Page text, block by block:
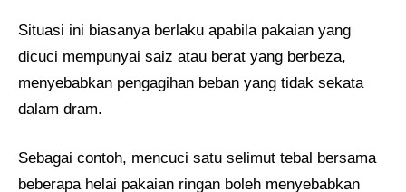
Situasi ini biasanya berlaku apabila pakaian yang
dicuci mempunyai saiz atau berat yang berbeza,
menyebabkan pengagihan beban yang tidak sekata
dalam dram.
Sebagai contoh, mencuci satu selimut tebal bersama
beberapa helai pakaian ringan boleh menyebabkan